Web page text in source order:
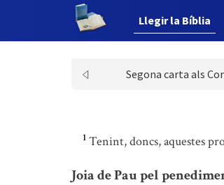
Llegir la Bíblia
Segona carta als
1 Tenint, doncs, aquestes
Joia de Pau pel